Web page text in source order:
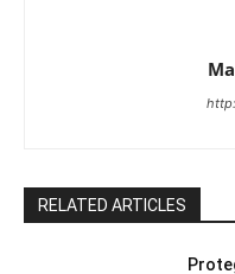
RELATED ARTICLES